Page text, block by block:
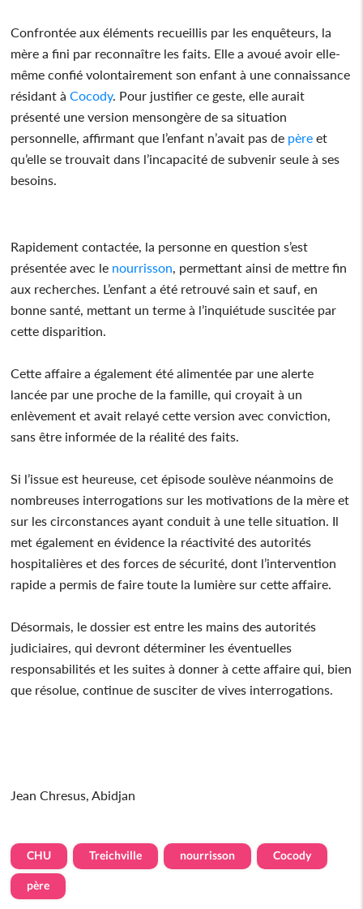
Confrontée aux éléments recueillis par les enquêteurs, la
mère a fini par reconnaître les faits. Elle a avoué avoir elle-
même confié volontairement son enfant à une connaissance
résidant àCocody. Pour justifier ce geste, elle aurait
présenté une version mensongère de sa situation
personnelle, affirmant que l’enfant n’avait pas de père et
qu’elle se trouvait dans l’incapacité de subvenir seule à ses
besoins.
Rapidement contactée, la personne en question s’est
présentée avec le nourrisson , permettant ainsi de mettre fin
aux recherches. L’enfant a été retrouvé sain et sauf, en
bonne santé, mettant un terme à l’inquiétude suscitée par
cette disparition.
Cette affaire a également été alimentée par une alerte
lancée par une proche de la famille, qui croyait à un
enlèvement et avait relayé cette version avec conviction,
sans être informée de la réalité des faits.
Si l’issue est heureuse, cet épisode soulève néanmoins de
nombreuses interrogations sur les motivations de la mère et
sur les circonstances ayant conduit à une telle situation. Il
met également en évidence la réactivité des autorités
hospitalières et des forces de sécurité, dont l’intervention
rapide a permis de faire toute la lumière sur cette affaire.
Désormais, le dossier est entre les mains des autorités
judiciaires, qui devront déterminer les éventuelles
responsabilités et les suites à donner à cette affaire qui, bien
que résolue, continue de susciter de vives interrogations.
Jean Chresus, Abidjan
CHU Treichville nourrisson Cocody
père